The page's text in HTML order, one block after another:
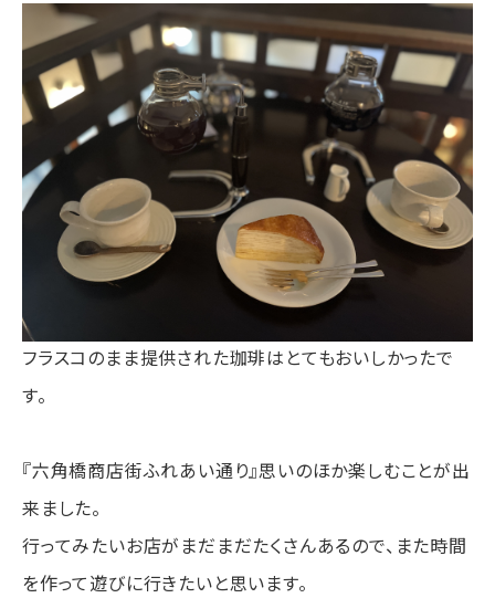
フラスコのまま提供された珈琲はとてもおいしかったで
す。
『六角橋商店街ふれあい通り』思いのほか楽しむことが出
来ました。
行ってみたいお店がまだまだたくさんあるので、また時間
を作って遊びに行きたいと思います。